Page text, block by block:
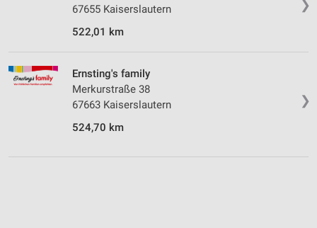
❯
67655 Kaiserslautern
522,01 km
❯
Ernsting's family
Merkurstraße 38
67663 Kaiserslautern
524,70 km